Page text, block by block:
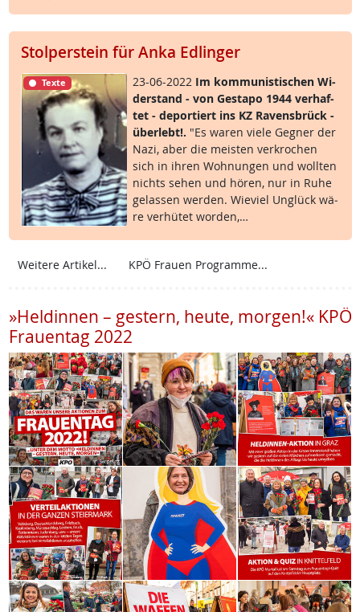
Stolperstein für Anka Edlinger
Texte 23-06-2022 Im kom­mu­nis­ti­schen Wi­
der­stand - von Ge­sta­po 1944 ver­haf­
tet - de­por­tiert ins KZ Ra­vens­brück -
über­lebt!. "Es wa­ren vie­le Geg­ner der
Na­zi, aber die meis­ten ver­kro­chen
sich in ih­ren Woh­nun­gen und woll­ten
nichts se­hen und hö­ren, nur in Ru­he
ge­las­sen wer­den. Wie­viel Un­glück wä­
re ver­hü­tet wor­den,…
Weitere Artikel... KPÖ Frauen Programme...
»Heldinnen – gestern, heute, morgen!« KPÖ
Frauentag 2022